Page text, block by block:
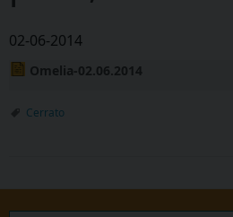
02-06-2014
Omelia-02.06.2014
Cerrato